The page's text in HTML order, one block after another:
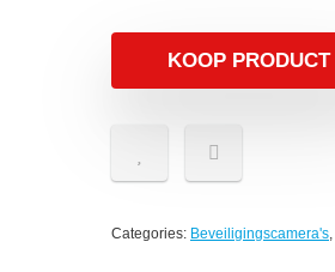
KOOP PRODUCT
Categories: Beveiligingscamera's,